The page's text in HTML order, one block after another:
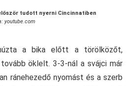
tudott nyerni Cincinnatiben
youtube.com
a bika előtt a törölközőt,
öklelt. 3-3-nál a svájci már
ránehezedő nyomást és a szerb